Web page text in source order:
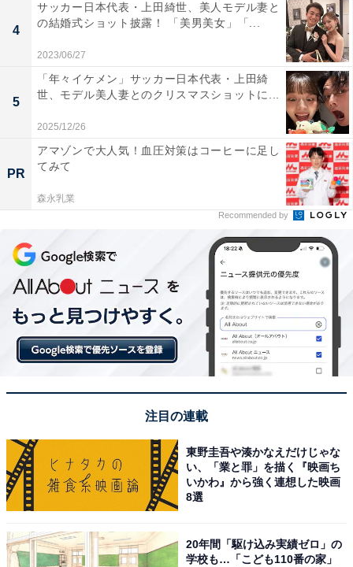
4
サッカー日本代表・上田綺世、美人モデル妻と
の結婚式ショット披露！ 「美男美女」「...
2023/06/27
5
「年々イケメン」サッカー日本代表・上田綺
世、モデル美人妻とのクリスマスショットに...
2025/12/26
PR
アマゾンで大人気！血圧対策はコーヒーに足し
てみて
森永乳業
Recommended by
注目の連載
東野圭吾や湊かなえだけじゃな
い、「業と罪」を描く『映画ち
いかわ』から強く連想した映画
8選
20年間「駆け込み実績ゼロ」の
学校も…「こども110番の家」